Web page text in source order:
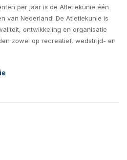
per jaar is de Atletiekunie één
van Nederland. De Atletiekunie is
ontwikkeling en organisatie
zowel op recreatief, wedstrijd- en